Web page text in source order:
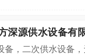
深源供水设备有
备，二次供水设备